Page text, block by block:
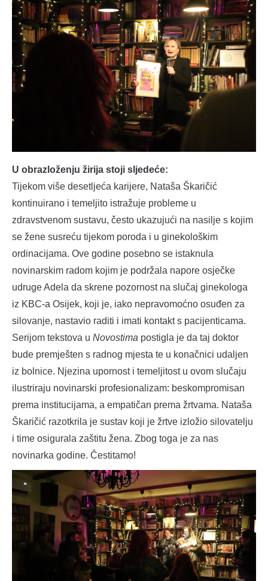
U obrazloženju žirija stoji sljedeće:
Tijekom više desetljeća karijere, Nataša Škaričić
kontinuirano i temeljito istražuje probleme u
zdravstvenom sustavu, često ukazujući na nasilje s kojim
se žene susreću tijekom poroda i u ginekološkim
ordinacijama. Ove godine posebno se istaknula
novinarskim radom kojim je podržala napore osječke
udruge Adela da skrene pozornost na slučaj ginekologa
iz KBC-a Osijek, koji je, iako nepravomoćno osuđen za
silovanje, nastavio raditi i imati kontakt s pacijenticama.
Serijom tekstova u Novostima postigla je da taj doktor
bude premješten s radnog mjesta te u konačnici udaljen
iz bolnice. Njezina upornost i temeljitost u ovom slučaju
ilustriraju novinarski profesionalizam: beskompromisan
prema institucijama, a empatičan prema žrtvama. Nataša
Škaričić razotkrila je sustav koji je žrtve izložio silovatelju
i time osigurala zaštitu žena. Zbog toga je za nas
novinarka godine. Čestitamo!